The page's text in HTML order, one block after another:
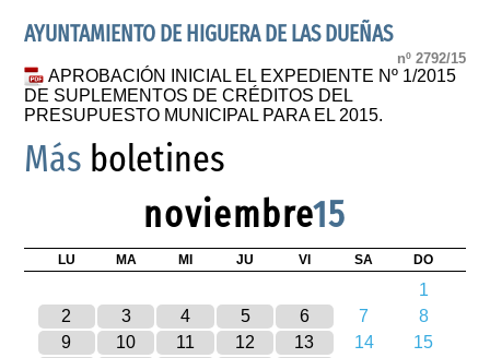
AYUNTAMIENTO DE HIGUERA DE LAS DUEÑAS
nº 2792/15
APROBACIÓN INICIAL EL EXPEDIENTE Nº 1/2015
DE SUPLEMENTOS DE CRÉDITOS DEL
PRESUPUESTO MUNICIPAL PARA EL 2015.
Más boletines
noviembre15
LU MA MI JU VI SA DO
1
2
3 4 5 6 7
8
9
10 11 12 13 14
15